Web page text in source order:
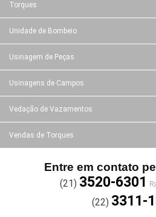
Torques
Unidade de Bombeio
Usinagem de Peças
Usinagens de Campos
Vedação de Vazamentos
Vendas de Torques
Entre em contato
(21) 3520-6301
(22) 3311-